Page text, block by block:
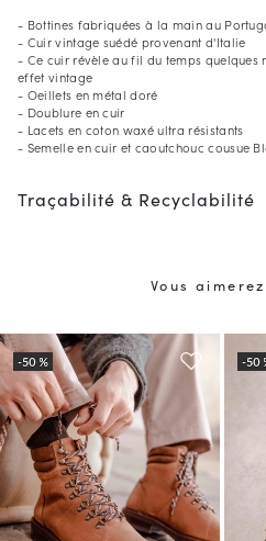
- Bottines fabriquées à la main au
- Cuir vintage suédé provenant d'Italie
- Ce cuir révèle au fil du temps quelques
effet vintage
- Oeillets en métal doré
- Doublure en cuir
- Lacets en coton waxé ultra résistants
- Semelle en cuir et caoutchouc cousue
Traçabilité & Recyclabilité
Vous